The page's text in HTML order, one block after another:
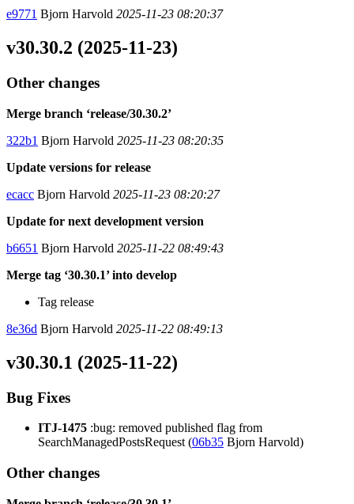
e9771 Bjorn Harvold 2025-11-23 08:20:37
v30.30.2 (2025-11-23)
Other changes
Merge branch ‘release/30.30.2’
322b1 Bjorn Harvold 2025-11-23 08:20:35
Update versions for release
ecacc Bjorn Harvold 2025-11-23 08:20:27
Update for next development version
b6651 Bjorn Harvold 2025-11-22 08:49:43
Merge tag ‘30.30.1’ into develop
Tag release
8e36d Bjorn Harvold 2025-11-22 08:49:13
v30.30.1 (2025-11-22)
Bug Fixes
ITJ-1475 :bug: removed published flag from
SearchManagedPostsRequest (06b35 Bjorn Harvold)
Other changes